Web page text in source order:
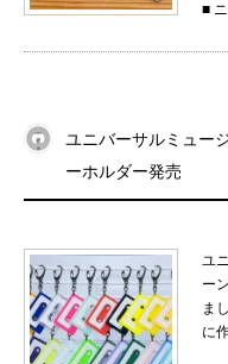
■
ユニバーサルミュー
ーホルダー発売
ユ
ー
ま
に